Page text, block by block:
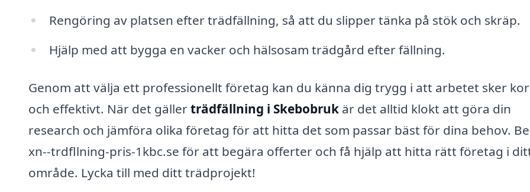
Rengöring av platsen efter trädfällning, så att du slipper tänka på stök och skräp.
Hjälp med att bygga en vacker och hälsosam trädgård efter fällning.
Genom att välja ett professionellt företag kan du känna dig trygg i att arbetet sker
och effektivt. När det gällerträdfällning i Skebobruk är det alltid klokt att göra din
research och jämföra olika företag för att hitta det som passar bäst för dina behov.
xn--trdfllning-pris-1kbc.se för att begära offerter och få hjälp att hitta rätt företag i
område. Lycka till med ditt trädprojekt!